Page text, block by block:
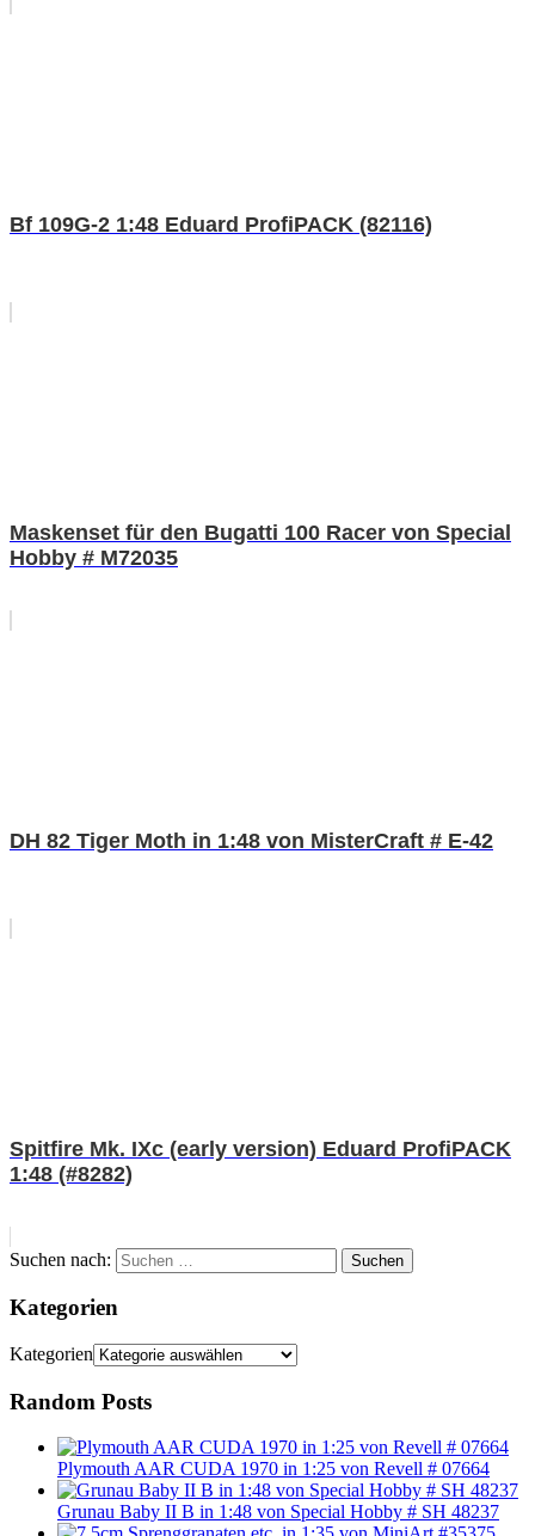
Bf 109G-2 1:48 Eduard ProfiPACK (82116)
Maskenset für den Bugatti 100 Racer von Special
Hobby # M72035
DH 82 Tiger Moth in 1:48 von MisterCraft # E-42
Spitfire Mk. IXc (early version) Eduard ProfiPACK
1:48 (#8282)
Suchen nach: Suchen
Kategorien
Kategorien
Random Posts
Plymouth AAR CUDA 1970 in 1:25 von Revell # 07664
Grunau Baby II B in 1:48 von Special Hobby # SH 48237